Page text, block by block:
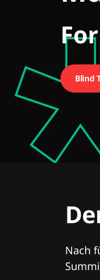
Blind
Nach